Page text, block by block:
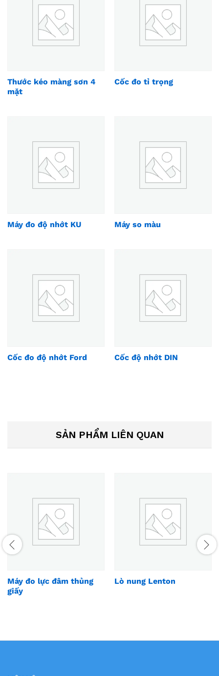
Thước kéo màng sơn 4
mặt
Cốc đo tỉ trọng
Máy đo độ nhớt KU Máy so màu
Cốc đo độ nhớt Ford Cốc độ nhớt DIN
SẢN PHẨM LIÊN QUAN
Máy đo lực đâm thủng
giấy
Lò nung Lenton